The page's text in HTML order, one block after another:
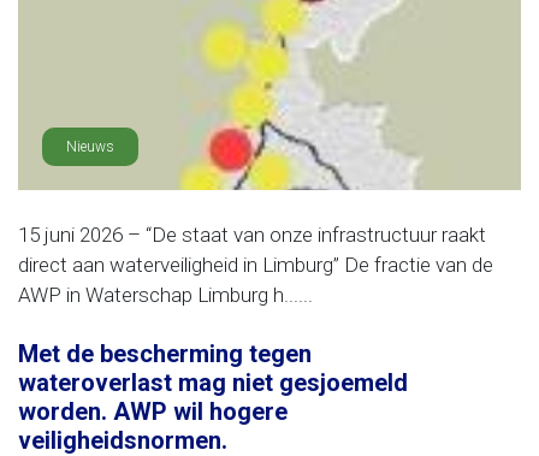
Nieuws
15 juni 2026 – “De staat van onze infrastructuur raakt
direct aan waterveiligheid in Limburg” De fractie van de
AWP in Waterschap Limburg h......
Met de bescherming tegen
wateroverlast mag niet gesjoemeld
worden. AWP wil hogere
veiligheidsnormen.